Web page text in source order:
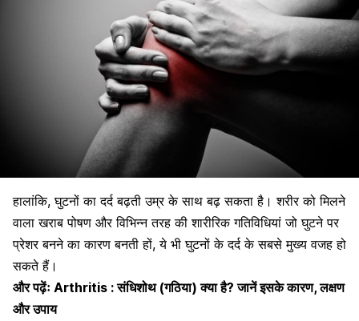
हालांकि, घुटनों का दर्द बढ़ती उम्र के साथ बढ़ सकता है। शरीर को मिलने
वाला खराब पोषण और विभिन्न तरह की शारीरिक गतिविधियां जो घुटने पर
प्रेशर बनने का कारण बनती हों, ये भी घुटनों के दर्द के सबसे मुख्य वजह हो
सकते हैं।
और पढ़ेंः Arthritis : संधिशोथ (गठिया) क्या है? जानें इसके कारण, लक्षण
और उपाय